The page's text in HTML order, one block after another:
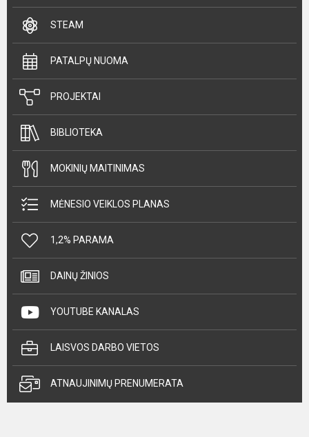
STEAM
PATALPŲ NUOMA
PROJEKTAI
BIBLIOTEKA
MOKINIŲ MAITINIMAS
MĖNESIO VEIKLOS PLANAS
1,2% PARAMA
DAINŲ ŽINIOS
YOUTUBE KANALAS
LAISVOS DARBO VIETOS
ATNAUJINIMŲ PRENUMERATA